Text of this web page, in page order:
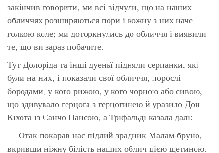
закінчив говорити, ми всі відчули, що на наших
обличчях розширяються пори і кожну з них наче
голкою коле; ми доторкнулись до обличчя і виявили
те, що ви зараз побачите.
Тут Долоріда та інші дуеньї підняли серпанки, які
були на них, і показали свої обличчя, порослі
бородами, у кого рижою, у кого чорною або сивою,
що здивувало герцога з герцогинею й уразило Дон
Кіхота із Санчо Пансою, а Тріфальді казала далі:
— Отак покарав нас підлий зрадник Малам-бруно,
вкривши ніжну білість наших облич цією щетиною.